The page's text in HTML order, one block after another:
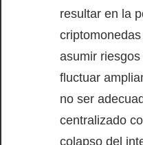
resultar en la
asumir
fluctuar
no ser
centralizado
colapso del